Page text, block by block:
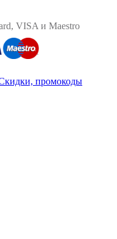
VISA и Maestro
промокоды